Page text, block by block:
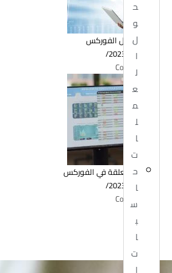
ح
و
ل
ا
ل
ع
م
ل
ا
ت
ح
ا
س
ب
ا
ت
احترف تداول الفوركس
/
الأوامر المعلقة في الفوركس
/